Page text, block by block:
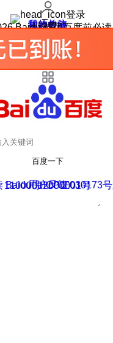
登录
我的关注
我的收藏
皮肤中心
用户反馈
设置
Baidu 使用百度前必读
百度一下
用户反馈
Baidu 京ICP证030173号
京公网安备11000002000001号